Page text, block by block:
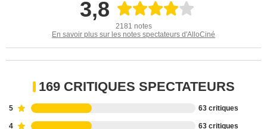
3,8
2181 notes
En savoir plus sur les notes spectateurs d'AlloCiné
169 CRITIQUES SPECTATEURS
5 63 critiques
4 63 critiques